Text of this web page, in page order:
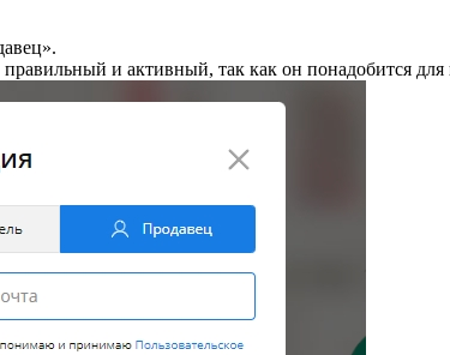
и активный, так как он понадобится